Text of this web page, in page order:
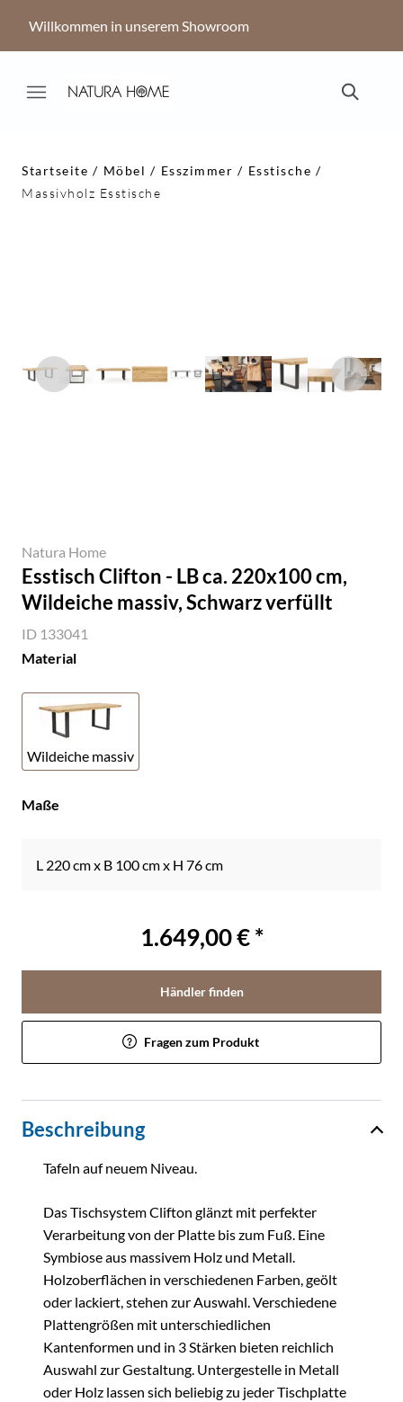
Willkommen in unserem Showroom
Startseite Möbel Esszimmer
Esstische
Massivholz Esstische
Natura Home
Esstisch Clifton - LB ca. 220x100 cm,
Wildeiche massiv, Schwarz verfüllt
ID 133041
Material
Wildeiche massiv
Maße
L 220 cm x B 100 cm x H 76 cm
1.649,00 € *
Händler finden
Fragen zum Produkt
Beschreibung
Tafeln auf neuem Niveau.
Das Tischsystem Clifton glänzt mit perfekter
Verarbeitung von der Platte bis zum Fuß. Eine
Symbiose aus massivem Holz und Metall.
Holzoberflächen in verschiedenen Farben, geölt
oder lackiert, stehen zur Auswahl. Verschiedene
Plattengrößen mit unterschiedlichen
Kantenformen und in 3 Stärken bieten reichlich
Auswahl zur Gestaltung. Untergestelle in Metall
oder Holz lassen sich beliebig zu jeder Tischplatte